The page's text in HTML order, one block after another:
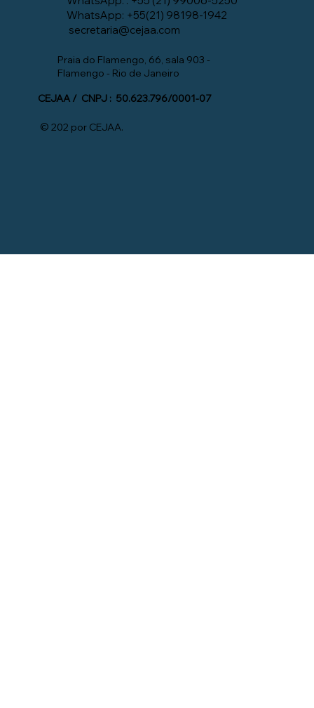
WhatsApp: +55(21) 98198-1942
secretaria@cejaa.com
Praia do Flamengo, 66, sala 903 -
Flamengo - Rio de Janeiro
CEJAA / CNPJ : 50.623.796/0001-07
© 202 por CEJAA.